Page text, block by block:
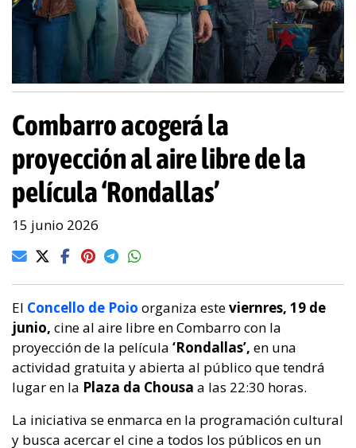
Combarro acogerá la
proyección al aire libre de la
película ‘Rondallas’
15 junio 2026
El Concello de Poio organiza esteviernres, 19 de
junio, cine al aire libre en Combarro con la
proyección de la película ‘Rondallas’, en una
actividad gratuita y abierta al público que tendrá
lugar en la Plaza da Chousa a las 22:30 horas.
La iniciativa se enmarca en la programación cultural
y busca acercar el cine a todos los públicos en un